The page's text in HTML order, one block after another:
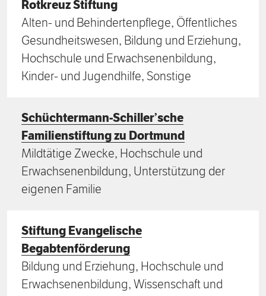
Rotkreuz Stiftung
Alten- und Behindertenpflege, Öffentliches
Gesundheitswesen, Bildung und Erziehung,
Hochschule und Erwachsenenbildung,
Kinder- und Jugendhilfe, Sonstige
Schüchtermann-Schiller’sche
Familienstiftung zu Dortmund
Mildtätige Zwecke, Hochschule und
Erwachsenenbildung, Unterstützung der
eigenen Familie
Stiftung Evangelische
Begabtenförderung
Bildung und Erziehung, Hochschule und
Erwachsenenbildung, Wissenschaft und